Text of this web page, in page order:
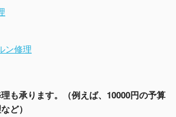
ン修理
も承ります。（例えば、10000円の予算
ど）